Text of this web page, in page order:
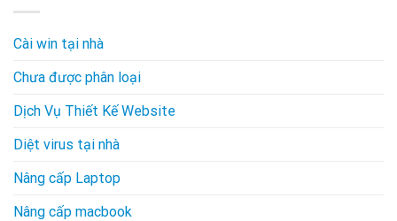
Cài win tại nhà
Chưa được phân loại
Dịch Vụ Thiết Kế Website
Diệt virus tại nhà
Nâng cấp Laptop
Nâng cấp macbook